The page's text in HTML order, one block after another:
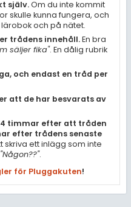
själv.Om du inte kommit
skulle kunna fungera, och
och på nätet.
trådens innehåll.En bra
säljer fika". En dålig rubrik
och endast en tråd per
att de har besvarats av
timmar efter att tråden
efter trådens senaste
skriva ett inlägg som inte
"Någon??".
för Pluggakuten!
diskussioner
Livehjälpen
Regler
För lärare
8 inloggade
Om Pluggakuten